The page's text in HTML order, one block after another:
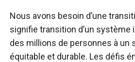
Nous avons besoin d’une
signifie transition d’un système
des millions de personnes à un
équitable et durable. Les défis